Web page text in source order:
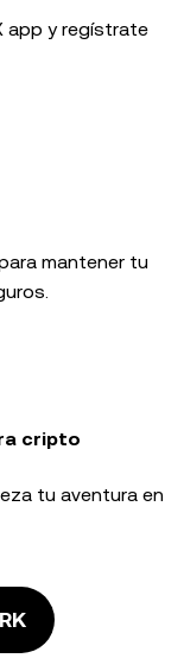
app y regístrate
mantener tu
cripto
tu aventura en